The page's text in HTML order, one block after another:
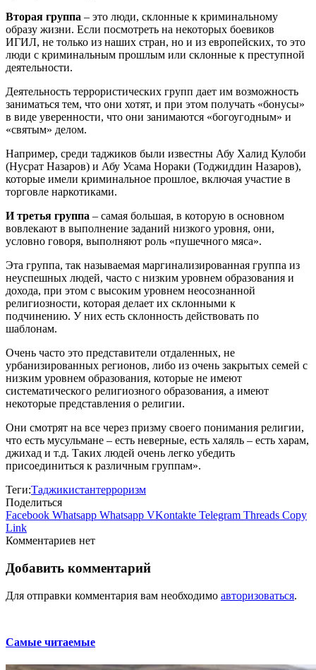
Вторая группа – это люди, склонные к криминальному
образу жизни. Если посмотреть на некоторых боевиков
ИГИЛ, не только из наших стран, но и из европейских, то это
люди с криминальным прошлым или склонные к преступной
деятельности.
Деятельность террористических групп дает им возможность
заниматься тем, что они хотят, и при этом получать «бонусы»
в виде уверенности, что они занимаются «богоугодным» и
«святым» делом.
Например, среди таджиков были известны Абу Халид Кулоби
(Нусрат Назаров) и Абу Усама Нораки (Тоджиддин Назаров),
которые имели криминальное прошлое, включая участие в
торговле наркотиками.
И третья группа – самая большая, в которую в основном
вовлекают в выполнение заданий низкого уровня, они,
условно говоря, выполняют роль «пушечного мяса».
Эта группа, так называемая маргинализированная группа из
неуспешных людей, часто с низким уровнем образования и
дохода, при этом с высоким уровнем неосознанной
религиозности, которая делает их склонными к
подчинению. У них есть склонность действовать по
шаблонам.
Очень часто это представители отдаленных, не
урбанизированных регионов, либо из очень закрытых семей с
низким уровнем образования, которые не имеют
систематического религиозного образования, а имеют
некоторые представления о религии.
Они смотрят на все через призму своего понимания религии,
что есть мусульмане – есть неверные, есть халяль – есть харам,
джихад и т.д. Таких людей очень легко убедить
присоединиться к различным группам».
Теги:Таджикистантерроризм
Поделиться
Facebook Whatsapp Whatsapp VKontakte Telegram Threads Copy
Link
Комментариев нет
Добавить комментарий
Для отправки комментария вам необходимо авторизоваться.
Самые читаемые